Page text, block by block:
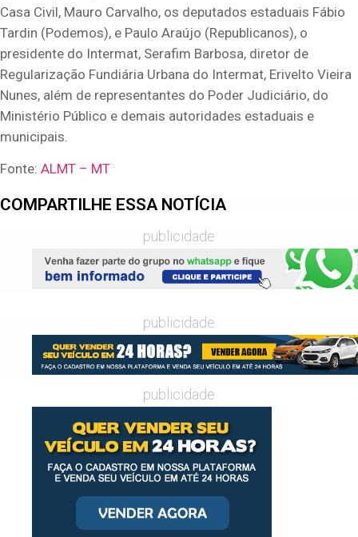
Casa Civil, Mauro Carvalho, os deputados estaduais Fábio
Tardin (Podemos), e Paulo Araújo (Republicanos), o
presidente do Intermat, Serafim Barbosa, diretor de
Regularização Fundiária Urbana do Intermat, Erivelto Vieira
Nunes, além de representantes do Poder Judiciário, do
Ministério Público e demais autoridades estaduais e
municipais.
Fonte: ALMT – MT
COMPARTILHE ESSA NOTÍCIA
publicidade
publicidade
publicidade